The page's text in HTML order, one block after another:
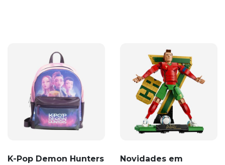
K-Pop Demon Hunters
Novidades em